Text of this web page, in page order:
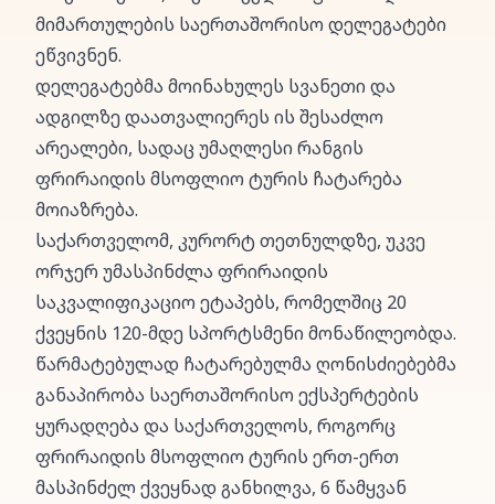
მიმართულების საერთაშორისო დელეგატები
ეწვივნენ.
დელეგატებმა მოინახულეს სვანეთი და
ადგილზე დაათვალიერეს ის შესაძლო
არეალები, სადაც უმაღლესი რანგის
ფრირაიდის მსოფლიო ტურის ჩატარება
მოიაზრება.
საქართველომ, კურორტ თეთნულდზე, უკვე
ორჯერ უმასპინძლა ფრირაიდის
საკვალიფიკაციო ეტაპებს, რომელშიც 20
ქვეყნის 120-მდე სპორტსმენი მონაწილეობდა.
წარმატებულად ჩატარებულმა ღონისძიებებმა
განაპირობა საერთაშორისო ექსპერტების
ყურადღება და საქართველოს, როგორც
ფრირაიდის მსოფლიო ტურის ერთ-ერთ
მასპინძელ ქვეყნად განხილვა, 6 წამყვან